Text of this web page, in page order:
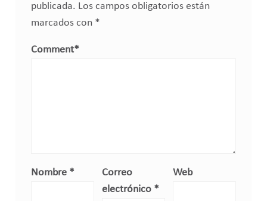
publicada. Los campos obligatorios están
marcados con *
Comment*
Nombre *
Correo
electrónico *
Web